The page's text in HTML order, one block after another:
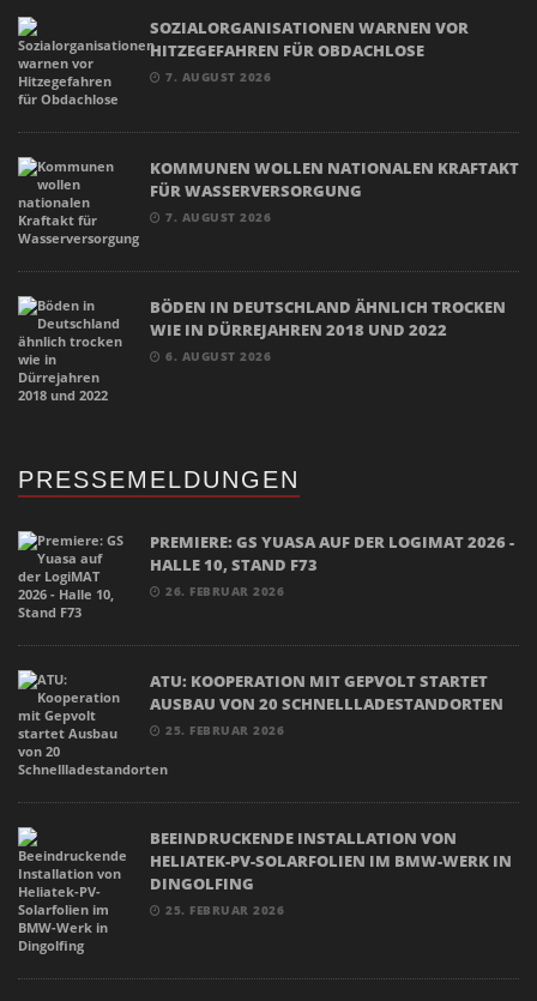
SOZIALORGANISATIONEN WARNEN VOR
HITZEGEFAHREN FÜR OBDACHLOSE
7. AUGUST 2026
KOMMUNEN WOLLEN NATIONALEN KRAFTAKT
FÜR WASSERVERSORGUNG
7. AUGUST 2026
BÖDEN IN DEUTSCHLAND ÄHNLICH TROCKEN
WIE IN DÜRREJAHREN 2018 UND 2022
6. AUGUST 2026
PRESSEMELDUNGEN
PREMIERE: GS YUASA AUF DER LOGIMAT 2026 -
HALLE 10, STAND F73
26. FEBRUAR 2026
ATU: KOOPERATION MIT GEPVOLT STARTET
AUSBAU VON 20 SCHNELLLADESTANDORTEN
25. FEBRUAR 2026
BEEINDRUCKENDE INSTALLATION VON
HELIATEK-PV-SOLARFOLIEN IM BMW-WERK IN
DINGOLFING
25. FEBRUAR 2026